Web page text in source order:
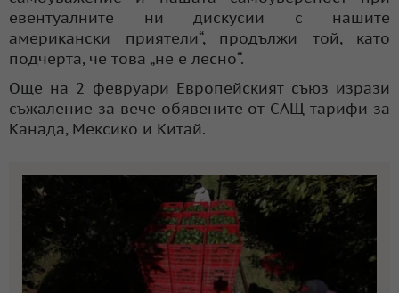
евентуалните ни дискусии с нашите
американски приятели“, продължи той, като
подчерта, че това „не е лесно“.
Още на 2 февруари Европейският съюз изрази
съжаление за вече обявените от САЩ тарифи за
Канада, Мексико и Китай.